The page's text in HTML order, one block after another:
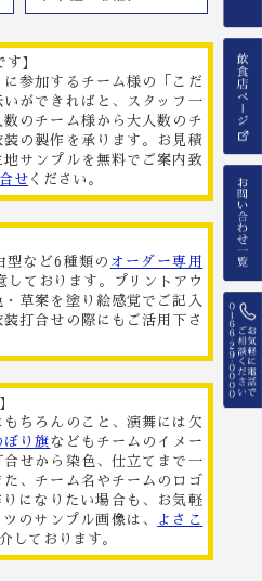
】
参加するチーム様の「こだ
ができればと、スタッフ一
のチーム様から大人数のチ
の製作を承ります。お見積
サンプルを無料でご案内致
せ ください。
型など6種類の オーダー専用
しております。プリントアウ
草案を塗り絵感覚でご記入
打合せの際にもご活用下さ
ちろんのこと、演舞には欠
ぼり旗などもチームのイメー
せから染色、仕立てまで一
、チーム名やチームのロゴ
になりたい場合も、お気軽
のサンプル画像は、
よさこ
しております。